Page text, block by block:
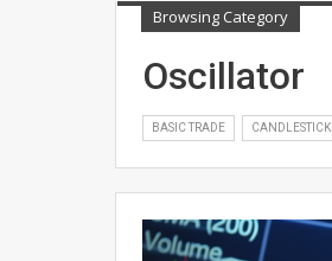
Browsing Category
Oscillator
BASIC TRADE CANDLESTICK